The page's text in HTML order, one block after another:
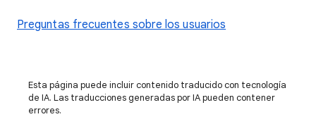
Preguntas frecuentes sobre los usuarios
Esta página puede incluir contenido traducido con tecnología
de IA. Las traducciones generadas por IA pueden contener
errores.